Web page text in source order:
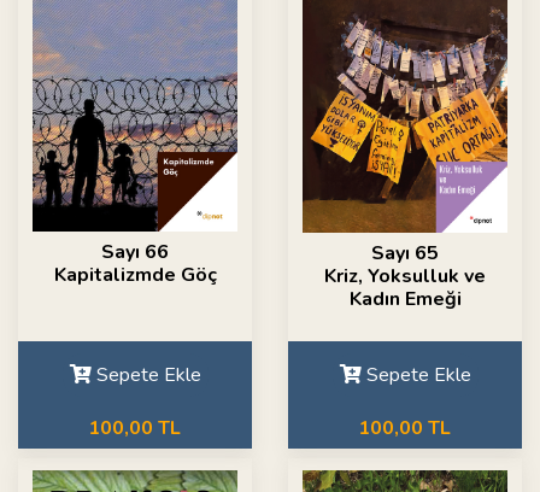
Sayı 66
Kapitalizmde Göç
Sepete Ekle
100,00 TL
Sayı 65
Kriz, Yoksulluk ve
Kadın Emeği
Sepete Ekle
100,00 TL